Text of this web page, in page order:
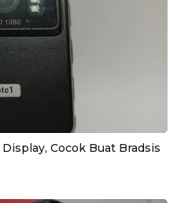
Cocok Buat Bradsis